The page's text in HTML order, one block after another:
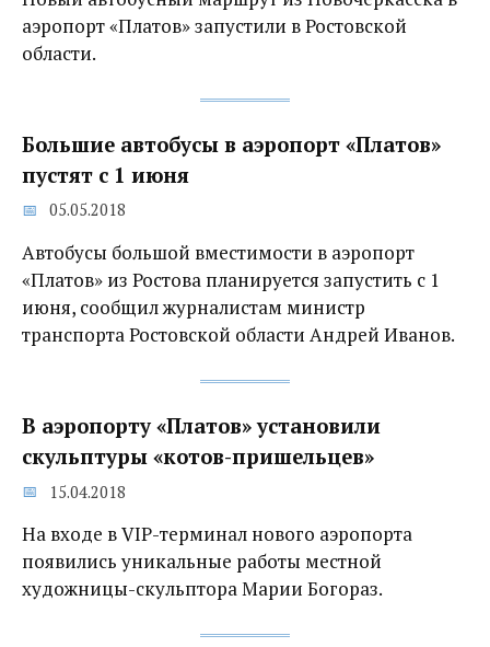
аэропорт «Платов» запустили в Ростовской
области.
Большие автобусы в аэропорт «Платов»
пустят с 1 июня
05.05.2018
Автобусы большой вместимости в аэропорт
«Платов» из Ростова планируется запустить с 1
июня, сообщил журналистам министр
транспорта Ростовской области Андрей Иванов.
В аэропорту «Платов» установили
скульптуры «котов-пришельцев»
15.04.2018
На входе в VIP-терминал нового аэропорта
появились уникальные работы местной
художницы-скульптора Марии Богораз.